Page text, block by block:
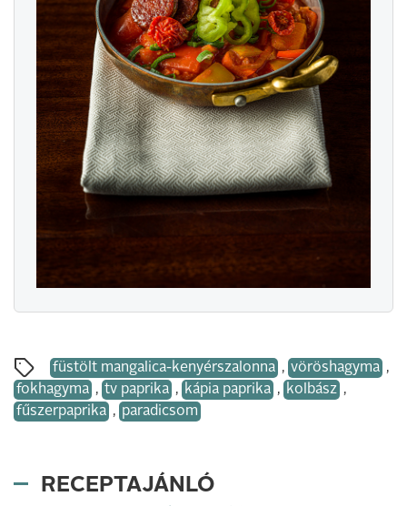
füstölt mangalica-kenyérszalonna , vöröshagyma ,
fokhagyma , tv paprika , kápia paprika , kolbász ,
fűszerpaprika , paradicsom
RECEPTAJÁNLÓ